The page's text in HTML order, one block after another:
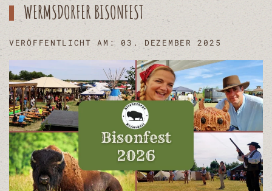
WERMSDORFER BISONFEST
VERÖFFENTLICHT AM: 03. DEZEMBER 2025